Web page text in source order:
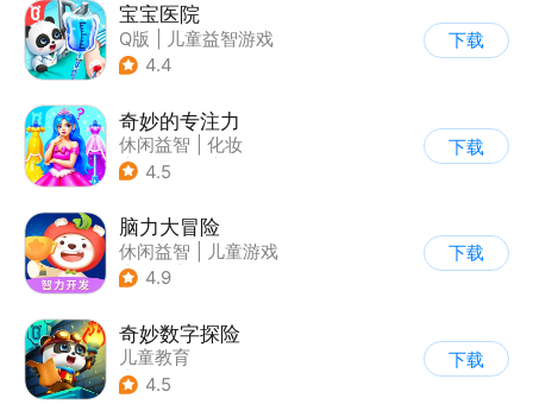
宝宝医院
Q版
儿童益智游戏
4.4
下载
奇妙的专注力
休闲益智
化妆
| 宝宝巴士
4.5
下载
脑力大冒险
休闲益智
儿童游戏
| 卡通
4.9
下载
奇妙数字探险
儿童教育
| 儿童益智游戏
4.5
下载